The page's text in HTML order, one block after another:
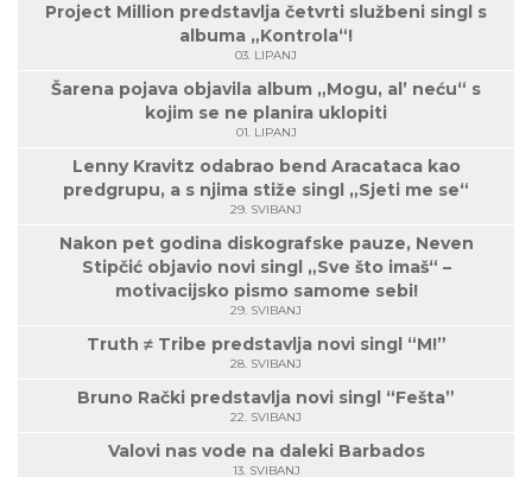
Project Million predstavlja četvrti službeni singl s
albuma „Kontrola“!
03. LIPANJ
Šarena pojava objavila album „Mogu, al’ neću“ s
kojim se ne planira uklopiti
01. LIPANJ
Lenny Kravitz odabrao bend Aracataca kao
predgrupu, a s njima stiže singl „Sjeti me se“
29. SVIBANJ
Nakon pet godina diskografske pauze, Neven
Stipčić objavio novi singl „Sve što imaš“ –
motivacijsko pismo samome sebi!
29. SVIBANJ
Truth ≠ Tribe predstavlja novi singl “M!”
28. SVIBANJ
Bruno Rački predstavlja novi singl “Fešta”
22. SVIBANJ
Valovi nas vode na daleki Barbados
13. SVIBANJ